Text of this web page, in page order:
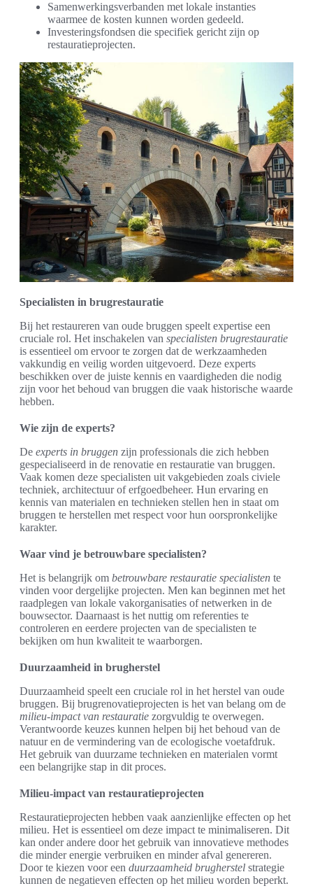
Samenwerkingsverbanden met lokale instanties
waarmee de kosten kunnen worden gedeeld.
Investeringsfondsen die specifiek gericht zijn op
restauratieprojecten.
Specialisten in brugrestauratie
Bij het restaureren van oude bruggen speelt expertise een
cruciale rol. Het inschakelen van specialisten brugrestauratie
is essentieel om ervoor te zorgen dat de werkzaamheden
vakkundig en veilig worden uitgevoerd. Deze experts
beschikken over de juiste kennis en vaardigheden die nodig
zijn voor het behoud van bruggen die vaak historische waarde
hebben.
Wie zijn de experts?
De experts in bruggen zijn professionals die zich hebben
gespecialiseerd in de renovatie en restauratie van bruggen.
Vaak komen deze specialisten uit vakgebieden zoals civiele
techniek, architectuur of erfgoedbeheer. Hun ervaring en
kennis van materialen en technieken stellen hen in staat om
bruggen te herstellen met respect voor hun oorspronkelijke
karakter.
Waar vind je betrouwbare specialisten?
Het is belangrijk om betrouwbare restauratie specialisten te
vinden voor dergelijke projecten. Men kan beginnen met het
raadplegen van lokale vakorganisaties of netwerken in de
bouwsector. Daarnaast is het nuttig om referenties te
controleren en eerdere projecten van de specialisten te
bekijken om hun kwaliteit te waarborgen.
Duurzaamheid in brugherstel
Duurzaamheid speelt een cruciale rol in het herstel van oude
bruggen. Bij brugrenovatieprojecten is het van belang om de
milieu-impact van restauratie zorgvuldig te overwegen.
Verantwoorde keuzes kunnen helpen bij het behoud van de
natuur en de vermindering van de ecologische voetafdruk.
Het gebruik van duurzame technieken en materialen vormt
een belangrijke stap in dit proces.
Milieu-impact van restauratieprojecten
Restauratieprojecten hebben vaak aanzienlijke effecten op het
milieu. Het is essentieel om deze impact te minimaliseren. Dit
kan onder andere door het gebruik van innovatieve methodes
die minder energie verbruiken en minder afval genereren.
Door te kiezen voor een duurzaamheid brugherstel strategie
kunnen de negatieven effecten op het milieu worden beperkt.